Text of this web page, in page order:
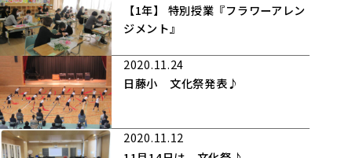
【1年】 特別授業『フラワーアレン
ジメント』
2020.11.24
日藤小 文化祭発表♪
2020.11.12